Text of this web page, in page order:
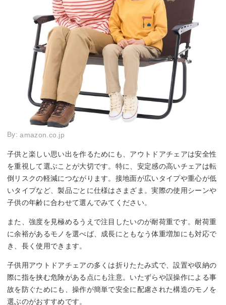
By:amazon.co.jp
子供と楽しい思い出を作るためにも、アウトドアチェアは安全性
を重視して選ぶことが大切です。特に、安定感の高いチェアは転
倒リスクの軽減につながります。接地面が広いタイプや重心が低
いタイプなど、製品ごとに仕様はさまざま。実際の使用シーンや
子供の年齢に合わせて選んでみてください。
また、強度を見極めるうえで注目したいのが耐荷重です。耐荷重
に余裕があるモノを選べば、成長にともなう体重増加にも対応で
き、長く使用できます。
子供用アウトドアチェアの多くは折りたたみ式で、設置や収納の
際に指を挟む危険がある点にも注意。いたずらや誤操作による事
故を防ぐためにも、操作が簡単で安全に配慮された構造のモノを
選ぶのがおすすめです。